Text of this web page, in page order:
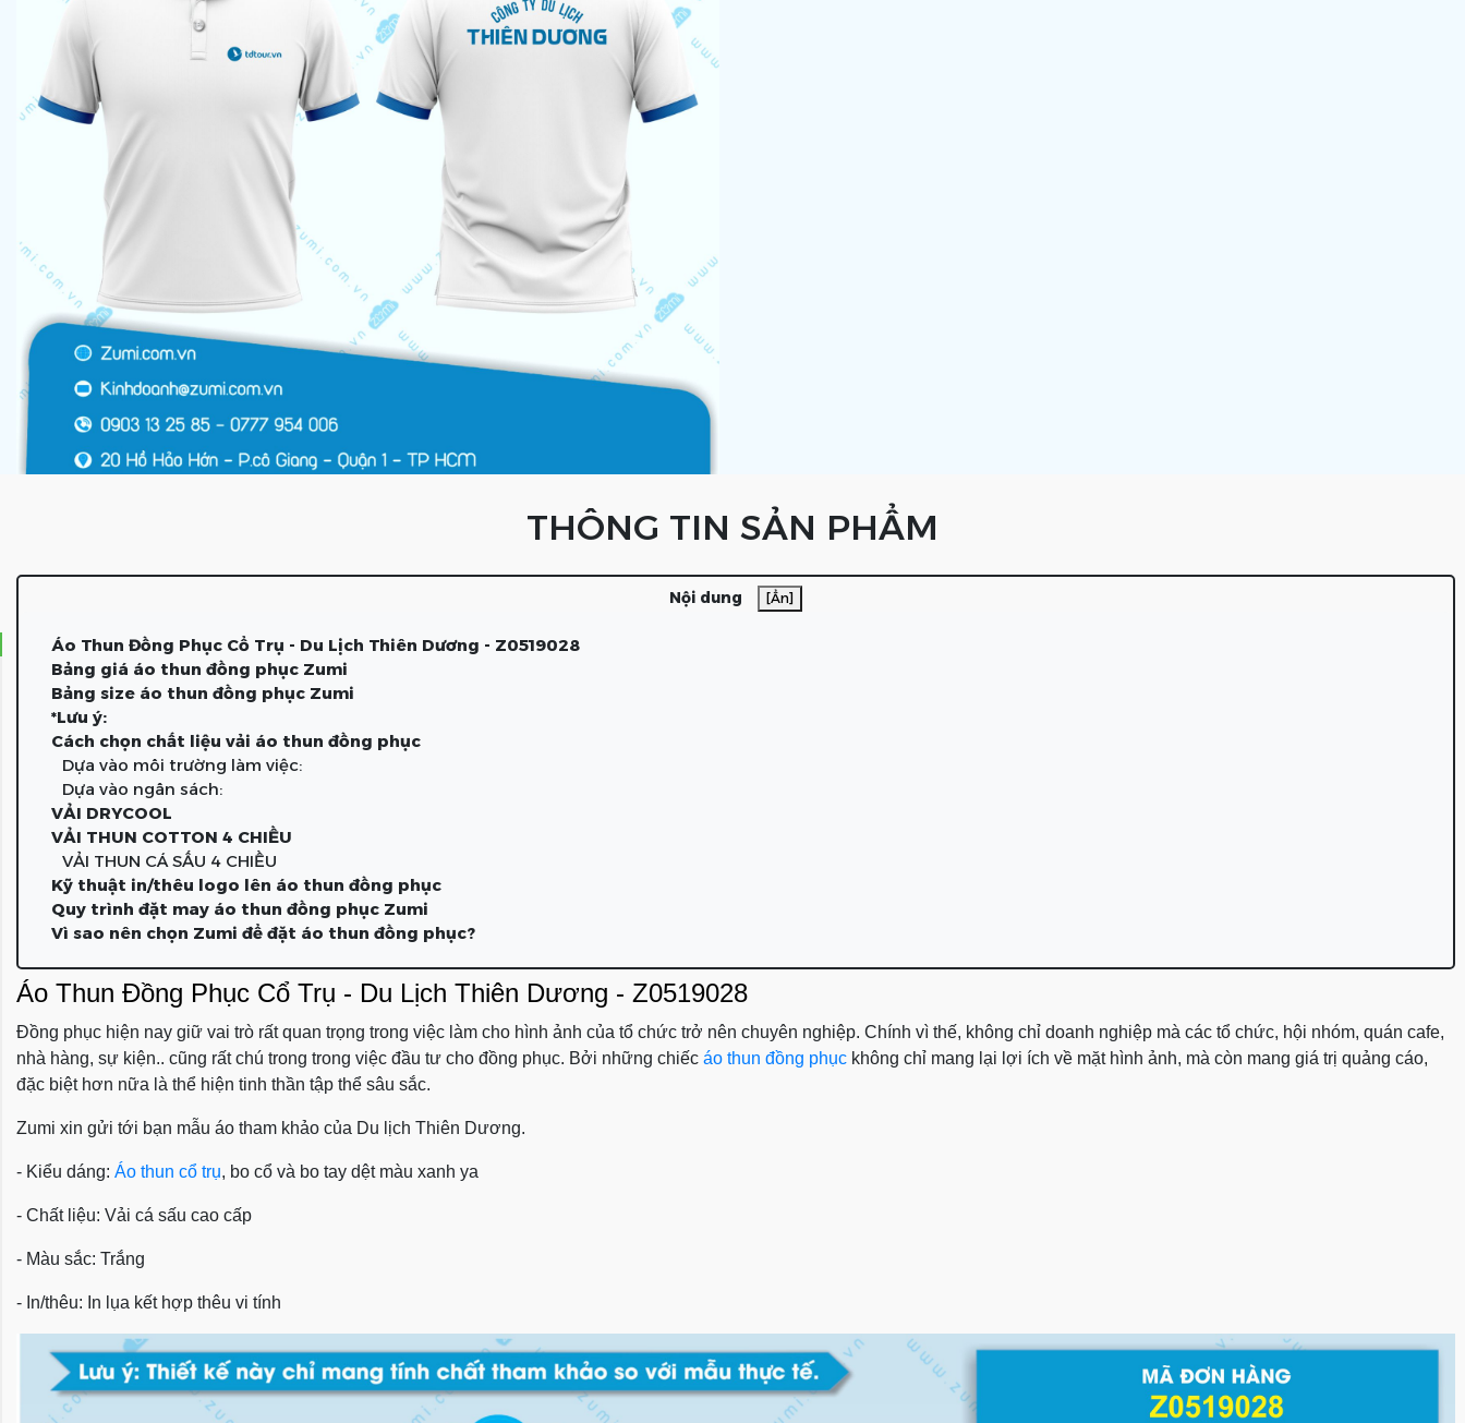
THÔNG TIN SẢN PHẨM
Nội dung [Ẩn]
Áo Thun Đồng Phục Cổ Trụ - Du Lịch Thiên Dương - Z0519028
Bảng giá áo thun đồng phục Zumi
Bảng size áo thun đồng phục Zumi
*Lưu ý:
Cách chọn chất liệu vải áo thun đồng phục
Dựa vào môi trường làm việc:
Dựa vào ngân sách:
VẢI DRYCOOL
VẢI THUN COTTON 4 CHIỀU
VẢI THUN CÁ SẤU 4 CHIỀU
Kỹ thuật in/thêu logo lên áo thun đồng phục
Quy trình đặt may áo thun đồng phục Zumi
Vì sao nên chọn Zumi để đặt áo thun đồng phục?
Áo Thun Đồng Phục Cổ Trụ - Du Lịch Thiên Dương - Z0519028
Đồng phục hiện nay giữ vai trò rất quan trọng trong việc làm cho hình ảnh của tổ chức trở nên chuyên nghiệp. Chính vì thế, không chỉ doanh nghiệp mà các tổ chức, hội nhóm, quán cafe,
nhà hàng, sự kiện.. cũng rất chú trong trong việc đầu tư cho đồng phục. Bởi những chiếc áo thun đồng phục không chỉ mang lại lợi ích về mặt hình ảnh, mà còn mang giá trị quảng cáo,
đặc biệt hơn nữa là thể hiện tinh thần tập thể sâu sắc.
Zumi xin gửi tới bạn mẫu áo tham khảo của Du lịch Thiên Dương.
- Kiểu dáng: Áo thun cổ trụ, bo cổ và bo tay dệt màu xanh ya
- Chất liệu: Vải cá sấu cao cấp
- Màu sắc: Trắng
- In/thêu: In lụa kết hợp thêu vi tính